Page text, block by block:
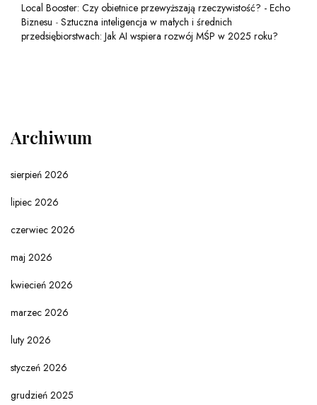
Local Booster: Czy obietnice przewyższają rzeczywistość? - Echo
Biznesu - Sztuczna inteligencja w małych i średnich
przedsiębiorstwach: Jak AI wspiera rozwój MŚP w 2025 roku?
Archiwum
sierpień 2026
lipiec 2026
czerwiec 2026
maj 2026
kwiecień 2026
marzec 2026
luty 2026
styczeń 2026
grudzień 2025